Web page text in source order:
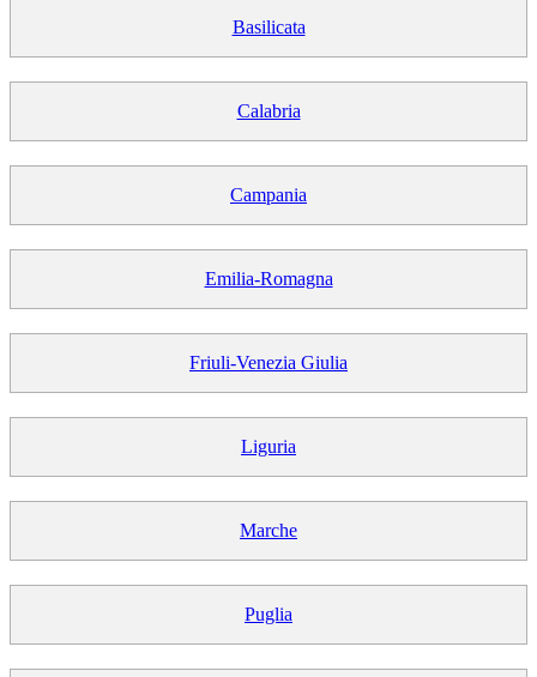
Basilicata
Calabria
Campania
Emilia-Romagna
Friuli-Venezia Giulia
Liguria
Marche
Puglia